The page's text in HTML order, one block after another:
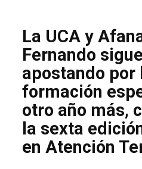
La UCA y
Fernando
apostando por
formación
otro año más,
la sexta
en Atención